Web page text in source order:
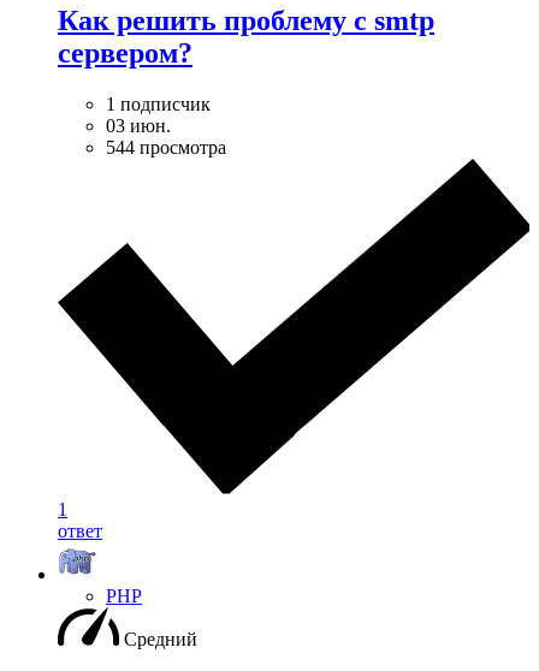
Как решить проблему с smtp
сервером?
1 подписчик
03 июн.
544 просмотра
1
ответ
PHP
Средний